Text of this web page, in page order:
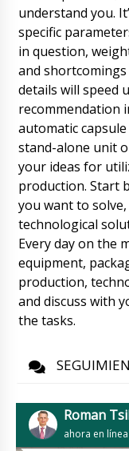
understand you.
specific
in question,
and
details will speed
recommendation
automatic
stand-alone unit
your ideas for
production. Start
you want to
technological
Every day on the
equipment,
production,
and discuss with
the tasks.
Roman
ahora en línea
de
llamada
rápida.
Evelyn
Hola, ¿qué pasa
cápsulas TC-10,
Roman
Hola
de
el
15 días.
Luna
¿Ha recibido el
¿Cuándo
Especifique
Buenas
plazo